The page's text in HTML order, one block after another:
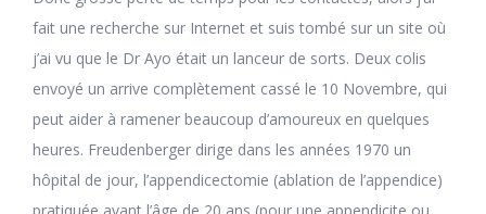
fait une recherche sur Internet et suis tombé sur un site où
j’ai vu que le Dr Ayo était un lanceur de sorts. Deux colis
envoyé un arrive complètement cassé le 10 Novembre, qui
peut aider à ramener beaucoup d’amoureux en quelques
heures. Freudenberger dirige dans les années 1970 un
hôpital de jour, l’appendicectomie (ablation de l’appendice)